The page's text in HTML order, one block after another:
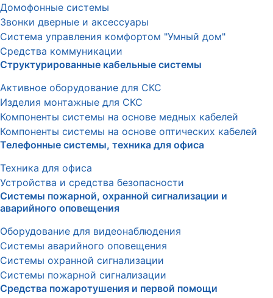
Домофонные системы
Звонки дверные и аксессуары
Система управления комфортом "Умный дом"
Средства коммуникации
Структурированные кабельные системы
Активное оборудование для СКС
Изделия монтажные для СКС
Компоненты системы на основе медных кабелей
Компоненты системы на основе оптических кабелей
Телефонные системы, техника для офиса
Техника для офиса
Устройства и средства безопасности
Системы пожарной, охранной сигнализации и
аварийного оповещения
Оборудование для видеонаблюдения
Системы аварийного оповещения
Системы охранной сигнализации
Системы пожарной сигнализации
Средства пожаротушения и первой помощи